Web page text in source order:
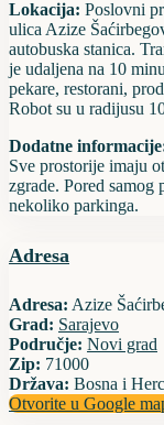
Lokacija: Poslovni
ulica Azize
autobuska stanica.
je udaljena na 10
pekare, restorani,
Robot su u radijusu
Dodatne
Sve prostorije imaju
zgrade. Pored samog
nekoliko parkinga.
Adresa
Adresa: Azize
Grad: Sarajevo
Područje: Novi grad
Zip: 71000
Država: Bosna i
Otvorite u Google